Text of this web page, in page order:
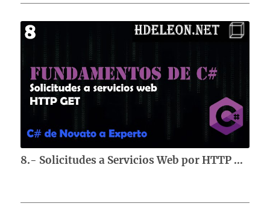
8.- Solicitudes a Servicios Web por HTTP GET | Curso de fundamentos de C#